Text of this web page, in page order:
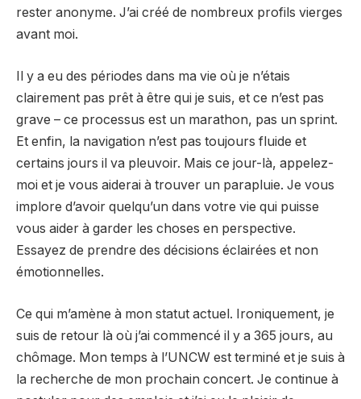
rester anonyme. J’ai créé de nombreux profils vierges
avant moi.
Il y a eu des périodes dans ma vie où je n’étais
clairement pas prêt à être qui je suis, et ce n’est pas
grave – ce processus est un marathon, pas un sprint.
Et enfin, la navigation n’est pas toujours fluide et
certains jours il va pleuvoir. Mais ce jour-là, appelez-
moi et je vous aiderai à trouver un parapluie. Je vous
implore d’avoir quelqu’un dans votre vie qui puisse
vous aider à garder les choses en perspective.
Essayez de prendre des décisions éclairées et non
émotionnelles.
Ce qui m’amène à mon statut actuel. Ironiquement, je
suis de retour là où j’ai commencé il y a 365 jours, au
chômage. Mon temps à l’UNCW est terminé et je suis à
la recherche de mon prochain concert. Je continue à